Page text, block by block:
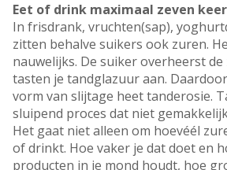
Eet of drink maximaal zeven
In frisdrank, vruchten(sap),
zitten behalve suikers ook zuren.
nauwelijks. De suiker overheerst
tasten je tandglazuur aan.
vorm van slijtage heet tanderosie.
sluipend proces dat niet
Het gaat niet alleen om hoevéél
of drinkt. Hoe vaker je dat doet en
producten in je mond houdt, hoe